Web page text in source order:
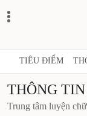
TIÊU ĐIỂM
THÔNG
Trung tâm luyện